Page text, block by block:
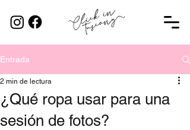
Entrada
¿Qué ropa usar para una
sesión de fotos?
2 min de lectura